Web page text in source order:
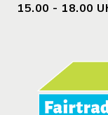
15.00 - 18.00